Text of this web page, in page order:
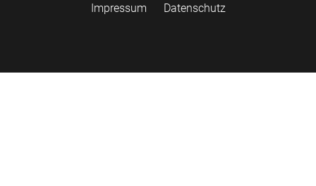
Impressum Datenschutz